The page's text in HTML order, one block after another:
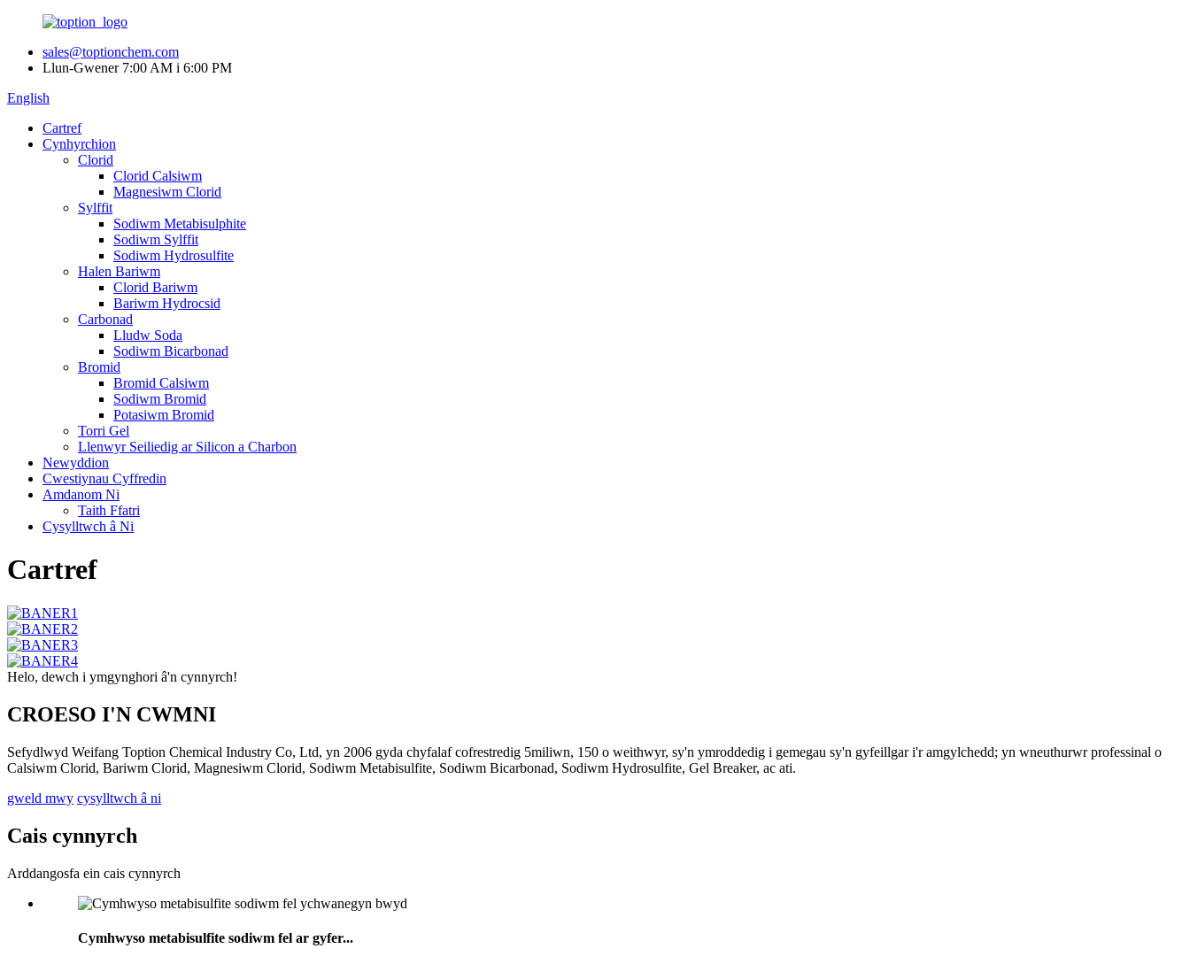
sales@toptionchem.com
Llun-Gwener 7:00 AM i 6:00 PM
English
Cartref
Cynhyrchion
Clorid
Clorid Calsiwm
Magnesiwm Clorid
Sylffit
Sodiwm Metabisulphite
Sodiwm Sylffit
Sodiwm Hydrosulfite
Halen Bariwm
Clorid Bariwm
Bariwm Hydrocsid
Carbonad
Lludw Soda
Sodiwm Bicarbonad
Bromid
Bromid Calsiwm
Sodiwm Bromid
Potasiwm Bromid
Torri Gel
Llenwyr Seiliedig ar Silicon a Charbon
Newyddion
Cwestiynau Cyffredin
Amdanom Ni
Taith Ffatri
Cysylltwch â Ni
Cartref
Helo, dewch i ymgynghori â'n cynnyrch!
CROESO I'N CWMNI
Sefydlwyd Weifang Toption Chemical Industry Co, Ltd, yn 2006 gyda chyfalaf cofrestredig 5miliwn, 150 o weithwyr, sy'n ymroddedig i gemegau sy'n gyfeillgar i'r amgylchedd; yn wneuthurwr professinal o
Calsiwm Clorid, Bariwm Clorid, Magnesiwm Clorid, Sodiwm Metabisulfite, Sodiwm Bicarbonad, Sodiwm Hydrosulfite, Gel Breaker, ac ati.
gweld mwy cysylltwch â ni
Cais cynnyrch
Arddangosfa ein cais cynnyrch
Cymhwyso metabisulfite sodiwm fel ar gyfer...